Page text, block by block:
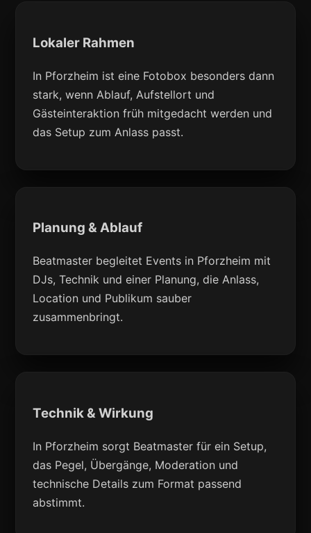
Lokaler Rahmen
In Pforzheim ist eine Fotobox besonders dann
stark, wenn Ablauf, Aufstellort und
Gästeinteraktion früh mitgedacht werden und
das Setup zum Anlass passt.
Planung & Ablauf
Beatmaster begleitet Events in Pforzheim mit
DJs, Technik und einer Planung, die Anlass,
Location und Publikum sauber
zusammenbringt.
Technik & Wirkung
In Pforzheim sorgt Beatmaster für ein Setup,
das Pegel, Übergänge, Moderation und
technische Details zum Format passend
abstimmt.